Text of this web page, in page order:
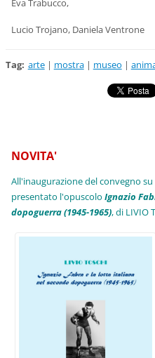
Eva Trabucco,
Lucio Trojano, Daniela Ventrone
Tag: arte | mostra | museo |
NOVITA'
All'inaugurazione del convegno
presentato l'opuscoloIgnazio
dopoguerra (1945-1965), di LIVIO